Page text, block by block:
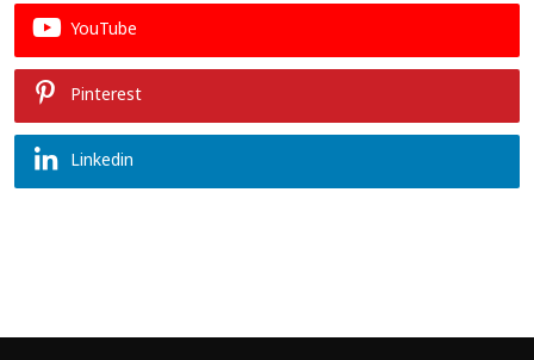
YouTube
Pinterest
Linkedin